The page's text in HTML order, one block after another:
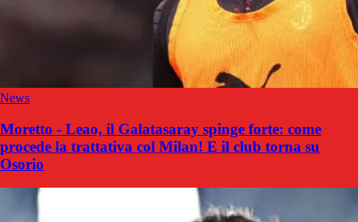
News
Moretto - Leao, il Galatasaray spinge forte: come
procede la trattativa col Milan! E il club torna su
Osorio